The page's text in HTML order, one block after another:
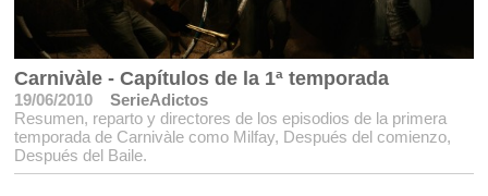
Carnivàle - Capítulos de la 1ª temporada
19/06/2010
SerieAdictos
Resumen, reparto y directores de los episodios de la primera
temporada de Carnivàle como Milfay, Después del comienzo,
Después del Baile.